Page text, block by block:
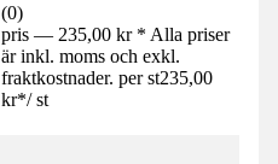
(0)
pris — 235,00 kr * Alla priser
är inkl. moms och exkl.
fraktkostnader. per st235,00
kr*/ st